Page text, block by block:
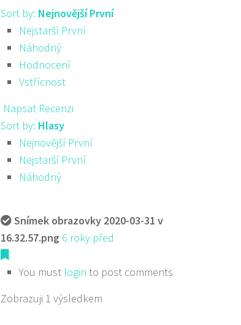
Sort by: Nejnovější První
Nejstarší První
Náhodný
Hodnocení
Vstřícnost
Napsat Recenzi
Sort by: Hlasy
Nejnovější První
Nejstarší První
Náhodný
Snímek obrazovky 2020-03-31 v
16.32.57.png 6 roky před
You must login to post comments
Zobrazuji 1 výsledkem